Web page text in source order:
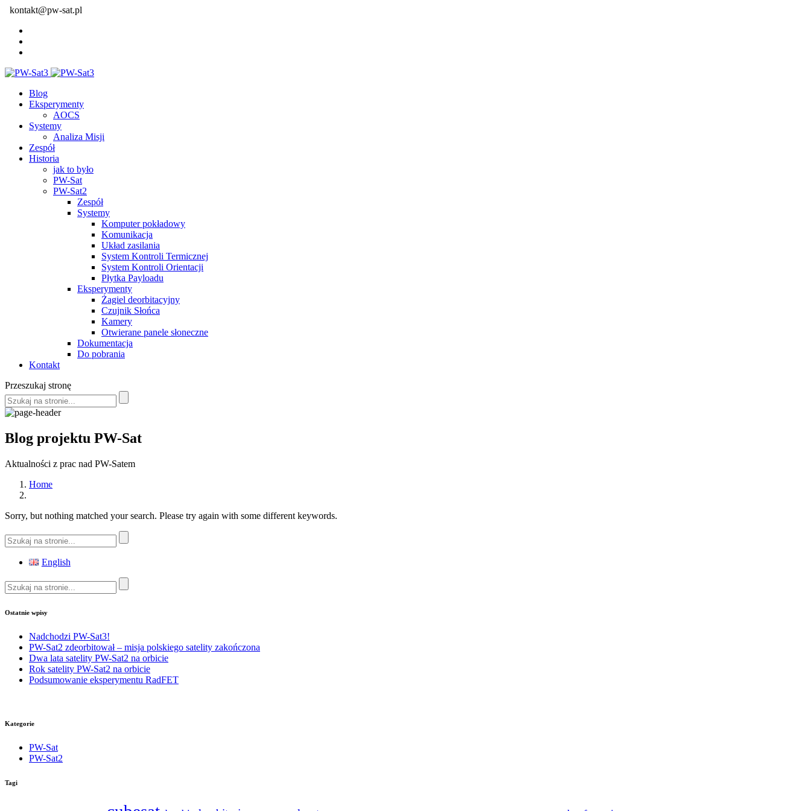
kontakt@pw-sat.pl
Blog
Eksperymenty
AOCS
Systemy
Analiza Misji
Zespół
Historia
jak to było
PW-Sat
PW-Sat2
Zespół
Systemy
Komputer pokładowy
Komunikacja
Układ zasilania
System Kontroli Termicznej
System Kontroli Orientacji
Płytka Payloadu
Eksperymenty
Żagiel deorbitacyjny
Czujnik Słońca
Kamery
Otwierane panele słoneczne
Dokumentacja
Do pobrania
Kontakt
Przeszukaj stronę
Blog projektu PW-Sat
Aktualności z prac nad PW-Satem
Home
Sorry, but nothing matched your search. Please try again with some different keywords.
English
Ostatnie wpisy
Nadchodzi PW-Sat3!
PW-Sat2 zdeorbitował – misja polskiego satelity zakończona
Dwa lata satelity PW-Sat2 na orbicie
Rok satelity PW-Sat2 na orbicie
Podsumowanie eksperymentu RadFET
Kategorie
PW-Sat
PW-Sat2
Tagi